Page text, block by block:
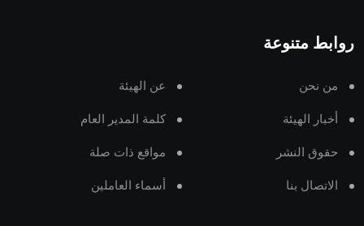
روابط متنوعة
من نحن عن الهيئة
أخبار الهيئة كلمة المدير العام
حقوق النشر مواقع ذات صلة
الاتصال بنا أسماء العاملين